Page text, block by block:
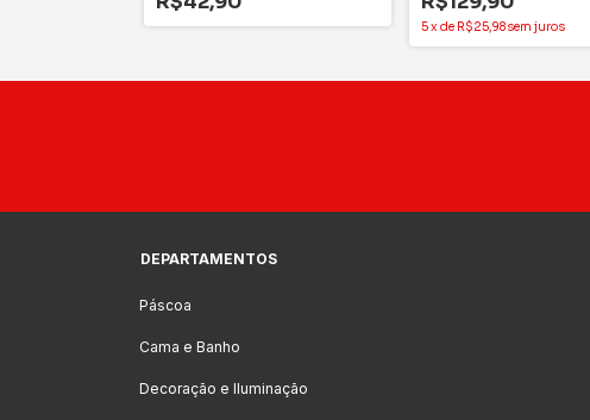
5xde R$25,98sem juros
DEPARTAMENTOS
Páscoa
Cama e Banho
Decoração e Iluminação